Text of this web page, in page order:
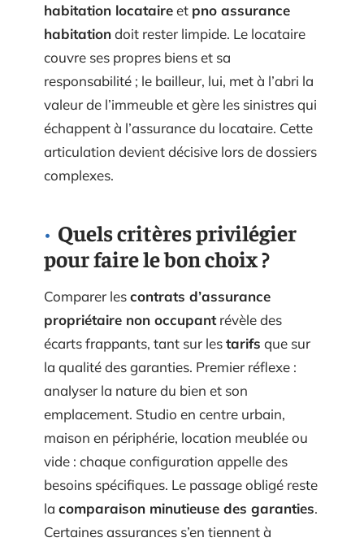
habitation locataireet pno assurance
habitationdoit rester limpide. Le locataire
couvre ses propres biens et sa
responsabilité ; le bailleur, lui, met à l’abri la
valeur de l’immeuble et gère les sinistres qui
échappent à l’assurance du locataire. Cette
articulation devient décisive lors de dossiers
complexes.
Quels critères privilégier
pour faire le bon choix ?
Comparer lescontrats d’assurance
propriétaire non occupantrévèle des
écarts frappants, tant sur lestarifs que sur
la qualité des garanties. Premier réflexe :
analyser la nature du bien et son
emplacement. Studio en centre urbain,
maison en périphérie, location meublée ou
vide : chaque configuration appelle des
besoins spécifiques. Le passage obligé reste
la comparaison minutieuse des garanties.
Certaines assurances s’en tiennent à